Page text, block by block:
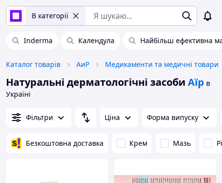
В категорії
Inderma Календула Найбільш ефективна
Каталог товарів АиР Медикаменти та медичні товари
Натуральні дерматологічні засоби Аїр в
Україні
Фільтри Ціна Форма випуску
Безкоштовна доставка Крем Мазь